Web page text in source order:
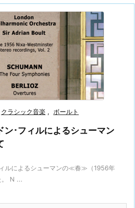
クラシック音楽 , ボールト
ン･フィルによるシューマン
ルによるシューマンの≪春≫（1956年
。 N ...